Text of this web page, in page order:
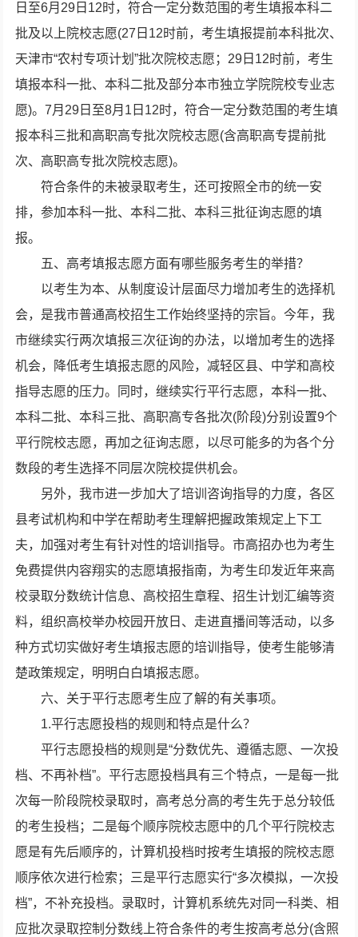
日至6月29日12时，符合一定分数范围的考生填报本科二
批及以上院校志愿(27日12时前，考生填报提前本科批次、
天津市“农村专项计划”批次院校志愿；29日12时前，考生
填报本科一批、本科二批及部分本市独立学院院校专业志
愿)。7月29日至8月1日12时，符合一定分数范围的考生填
报本科三批和高职高专批次院校志愿(含高职高专提前批
次、高职高专批次院校志愿)。
符合条件的未被录取考生，还可按照全市的统一安
排，参加本科一批、本科二批、本科三批征询志愿的填
报。
五、高考填报志愿方面有哪些服务考生的举措？
以考生为本、从制度设计层面尽力增加考生的选择机
会，是我市普通高校招生工作始终坚持的宗旨。今年，我
市继续实行两次填报三次征询的办法，以增加考生的选择
机会，降低考生填报志愿的风险，减轻区县、中学和高校
指导志愿的压力。同时，继续实行平行志愿，本科一批、
本科二批、本科三批、高职高专各批次(阶段)分别设置9个
平行院校志愿，再加之征询志愿，以尽可能多的为各个分
数段的考生选择不同层次院校提供机会。
另外，我市进一步加大了培训咨询指导的力度，各区
县考试机构和中学在帮助考生理解把握政策规定上下工
夫，加强对考生有针对性的培训指导。市高招办也为考生
免费提供内容翔实的志愿填报指南，为考生印发近年来高
校录取分数统计信息、高校招生章程、招生计划汇编等资
料，组织高校举办校园开放日、走进直播间等活动，以多
种方式切实做好考生填报志愿的培训指导，使考生能够清
楚政策规定，明明白白填报志愿。
六、关于平行志愿考生应了解的有关事项。
1.平行志愿投档的规则和特点是什么？
平行志愿投档的规则是“分数优先、遵循志愿、一次投
档、不再补档”。平行志愿投档具有三个特点，一是每一批
次每一阶段院校录取时，高考总分高的考生先于总分较低
的考生投档；二是每个顺序院校志愿中的几个平行院校志
愿是有先后顺序的，计算机投档时按考生填报的院校志愿
顺序依次进行检索；三是平行志愿实行“多次模拟，一次投
档”，不补充投档。录取时，计算机系统先对同一科类、相
应批次录取控制分数线上符合条件的考生按高考总分(含照